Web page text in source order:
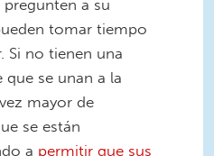
pregunten a su
tomar tiempo
Si no tienen una
se unan a la
mayor de
se están
a permitir que sus